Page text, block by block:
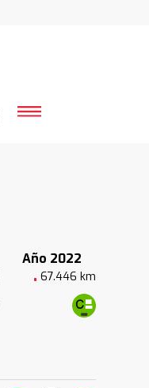
Año 2022
67.446 km